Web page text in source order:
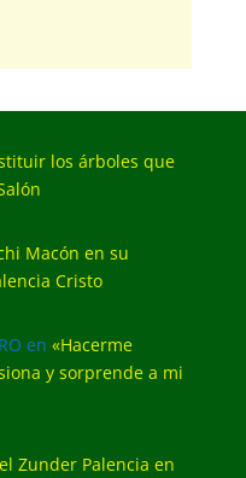
los árboles que
Macón en su
Cristo
en «Hacerme
y sorprende a mi
Zunder Palencia en